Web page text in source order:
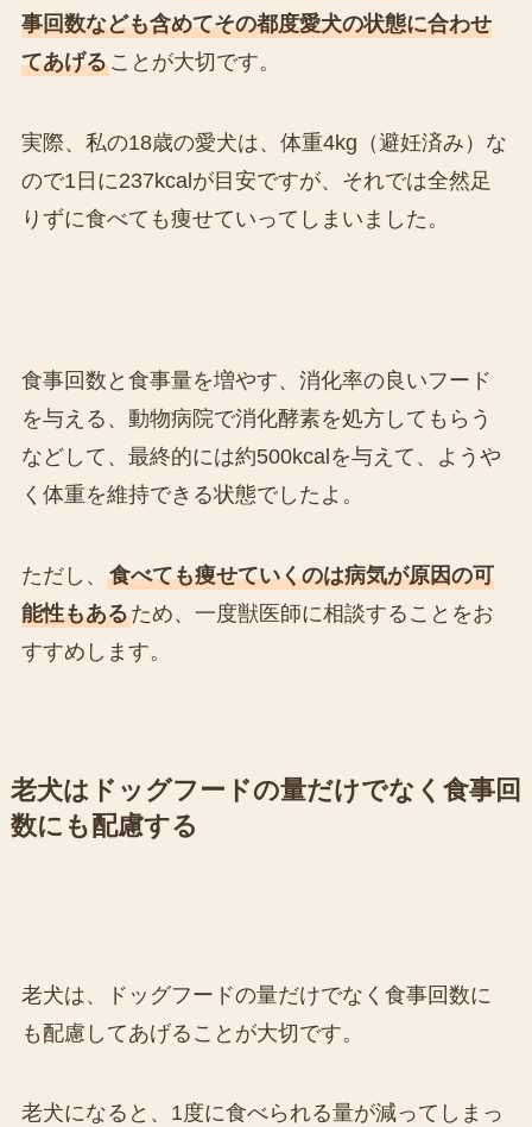
事回数なども含めてその都度愛犬の状態に合わせ
てあげることが大切です。
実際、私の18歳の愛犬は、体重4kg（避妊済み）な
ので1日に237kcalが目安ですが、それでは全然足
りずに食べても痩せていってしまいました。
食事回数と食事量を増やす、消化率の良いフード
を与える、動物病院で消化酵素を処方してもらう
などして、最終的には約500kcalを与えて、ようや
く体重を維持できる状態でしたよ。
ただし、 食べても痩せていくのは病気が原因の可
能性もあるため、一度獣医師に相談することをお
すすめします。
老犬はドッグフードの量だけでなく食事回
数にも配慮する
老犬は、ドッグフードの量だけでなく食事回数に
も配慮してあげることが大切です。
老犬になると、1度に食べられる量が減ってしまっ